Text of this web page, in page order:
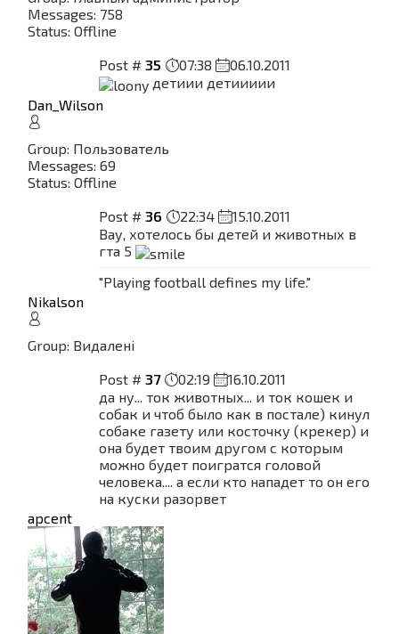
Messages: 758
Status: Offline
Post # 35 07:38
06.10.2011
детиии детиииии
Dan_Wilson
Group: Пользователь
Messages: 69
Status: Offline
Post # 36 22:34
15.10.2011
Вау, хотелось бы детей и животных в
гта 5
"Playing football defines my life."
Nikalson
Group: Видалені
Post # 37 02:19
16.10.2011
да ну... ток животных... и ток кошек и
собак и чтоб было как в постале) кинул
собаке газету или косточку (крекер) и
она будет твоим другом с которым
можно будет поигратся головой
человека.... а если кто нападет то он его
на куски разорвет
apcent